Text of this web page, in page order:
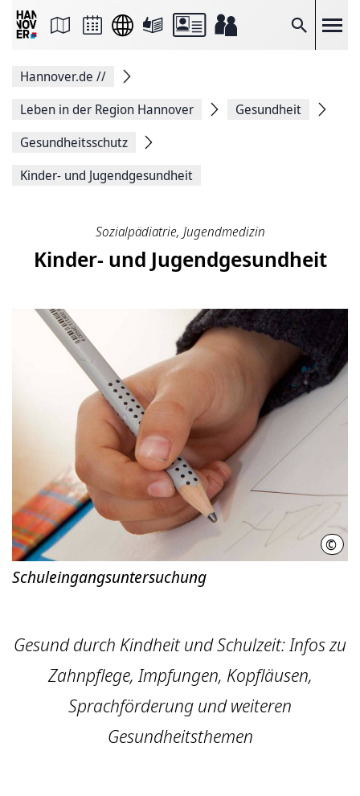
Suche
Seite
Facebook
teilen
Seitenlink
Seite
Hannover.de //
Leben in der Region Hannover
Gesundheit
Gesundheitsschutz
Kinder- und Jugendgesundheit
Sozialpädiatrie, Jugendmedizin
Kinder- und Jugendgesundheit
©
Schuleingangsuntersuchung
Gesund durch Kindheit und Schulzeit: Infos zu
Zahnpflege, Impfungen, Kopfläusen,
Sprachförderung und weiteren
Gesundheitsthemen